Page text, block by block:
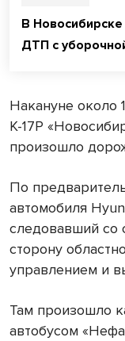
В
ДТП с
Накануне около
К-17Р
произошло
По
автомобиля
следовавший со
сторону
управлением и
Там произошло
автобусом